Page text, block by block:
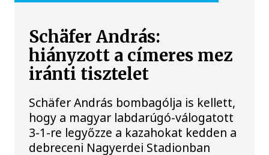
Schäfer András:
hiányzott a címeres mez
iránti tisztelet
Schäfer András bombagólja is kellett,
hogy a magyar labdarúgó-válogatott
3-1-re legyőzze a kazahokat kedden a
debreceni Nagyerdei Stadionban